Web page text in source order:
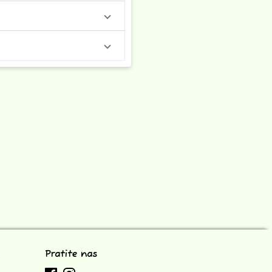
Pratite nas